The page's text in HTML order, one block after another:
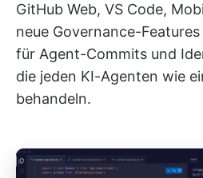
GitHub Web, VS Code,
neue Governance-
für Agent-Commits und
die jeden KI-Agenten wie
behandeln.